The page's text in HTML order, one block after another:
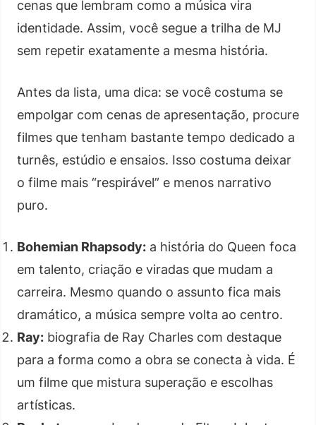
cenas que lembram como a música vira
identidade. Assim, você segue a trilha de MJ
sem repetir exatamente a mesma história.
Antes da lista, uma dica: se você costuma se
empolgar com cenas de apresentação, procure
filmes que tenham bastante tempo dedicado a
turnês, estúdio e ensaios. Isso costuma deixar
o filme mais “respirável” e menos narrativo
puro.
Bohemian Rhapsody: a história do Queen foca
em talento, criação e viradas que mudam a
carreira. Mesmo quando o assunto fica mais
dramático, a música sempre volta ao centro.
Ray: biografia de Ray Charles com destaque
para a forma como a obra se conecta à vida. É
um filme que mistura superação e escolhas
artísticas.